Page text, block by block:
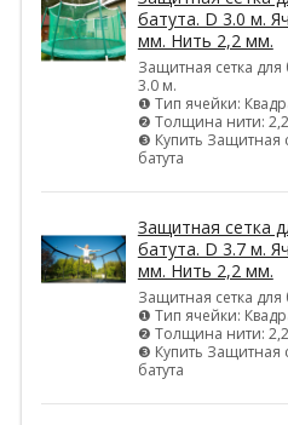
батута. D 3.0 м.
мм. Нить 2,2 мм.
Защитная сетка для
3.0 м.
❶ Тип ячейки:
❷ Толщина нити:
❸ Купить Защитная
батута
Защитная сетка
батута. D 3.7 м.
мм. Нить 2,2 мм.
Защитная сетка для
❶ Тип ячейки:
❷ Толщина нити:
❸ Купить Защитная
батута